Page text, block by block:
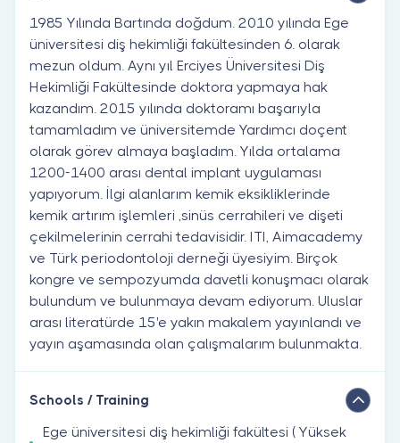
1985 Yılında Bartında doğdum. 2010 yılında Ege
üniversitesi diş hekimliği fakültesinden 6. olarak
mezun oldum. Aynı yıl Erciyes Üniversitesi Diş
Hekimliği Fakültesinde doktora yapmaya hak
kazandım. 2015 yılında doktoramı başarıyla
tamamladım ve üniversitemde Yardımcı doçent
olarak görev almaya başladım. Yılda ortalama
1200-1400 arası dental implant uygulaması
yapıyorum. İlgi alanlarım kemik eksikliklerinde
kemik artırım işlemleri ,sinüs cerrahileri ve dişeti
çekilmelerinin cerrahi tedavisidir. ITI, Aimacademy
ve Türk periodontoloji derneği üyesiyim. Birçok
kongre ve sempozyumda davetli konuşmacı olarak
bulundum ve bulunmaya devam ediyorum. Uluslar
arası literatürde 15'e yakın makalem yayınlandı ve
yayın aşamasında olan çalışmalarım bulunmakta.
Schools / Training
Ege üniversitesi diş hekimliği fakültesi ( Yüksek